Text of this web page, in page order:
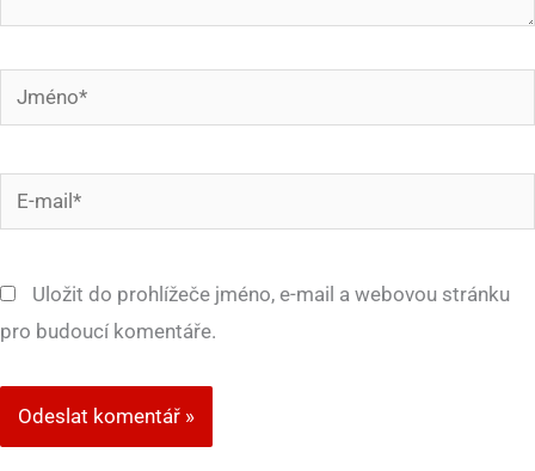
Jméno*
mail*
Uložit do prohlížeče jméno, e-mail a webovou stránku
pro budoucí komentáře.